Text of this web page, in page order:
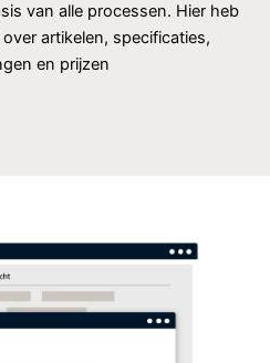
van alle processen. Hier heb
artikelen, specificaties,
en prijzen